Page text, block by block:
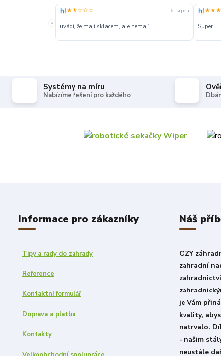
«
★★☆☆☆ 6. srpna
uvádí, že mají skladem, ale nemají
Super
Systémy na míru
Nabízíme řešení pro každého
Informace pro zákazníky
Tipy a rady do zahrady
Reference
Kontaktní formulář
Doprava a platba
Kontakty
Náš
OZY
zahradní
je Vám
kvality,
natrvalo.
- našim
neustále